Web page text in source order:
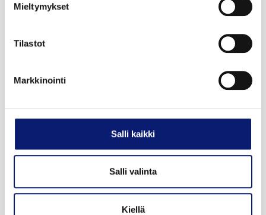
Mieltymykset
Tilastot
Markkinointi
Salli kaikki
Salli valinta
Kiellä
alk. 878 €/kk